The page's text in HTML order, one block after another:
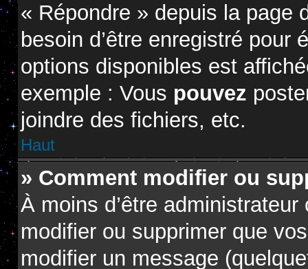
« Répondre » depuis la page
besoin d’être enregistré
options disponibles est
exemple : Vous pouvez
joindre des fichiers, etc.
Haut
» Comment modifier ou
À moins d’être
modifier ou supprimer que
modifier un message